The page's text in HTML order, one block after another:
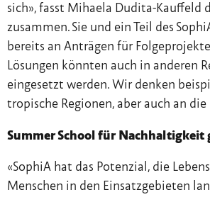
sich», fasst Mihaela Dudita-Kauffeld
zusammen. Sie und ein Teil des
bereits an Anträgen für
Lösungen könnten auch in anderen
eingesetzt werden. Wir denken
tropische Regionen, aber auch an die
Summer School für Nachhaltigkeit
«SophiA hat das Potenzial, die
Menschen in den Einsatzgebieten